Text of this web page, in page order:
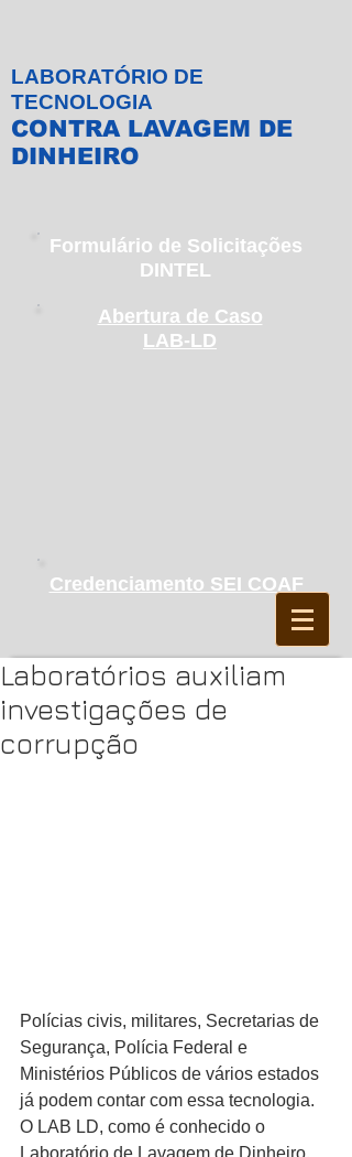
LABORATÓRIO DE
TECNOLOGIA
CONTRA LAVAGEM DE
DINHEIRO
Formulário de Solicitações
DINTEL
Abertura de Caso
LAB-LD
Credenciamento SEI COAF
Laboratórios auxiliam
investigações de
corrupção
Polícias civis, militares, Secretarias de
Segurança, Polícia Federal e
Ministérios Públicos de vários estados
já podem contar com essa tecnologia.
O LAB LD, como é conhecido o